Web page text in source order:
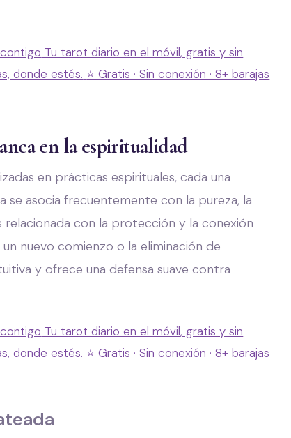
Tu tarot diario en el móvil, gratis y sin
donde estés. ⭐ Gratis · Sin conexión · 8+ barajas
en la espiritualidad
en prácticas espirituales, cada una
se asocia frecuentemente con la pureza, la
relacionada con la protección y la conexión
nuevo comienzo o la eliminación de
y ofrece una defensa suave contra
Tu tarot diario en el móvil, gratis y sin
donde estés. ⭐ Gratis · Sin conexión · 8+ barajas